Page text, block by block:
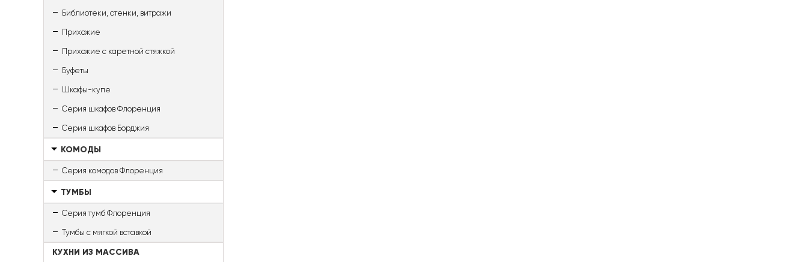
Библиотеки, стенки, витражи
Прихожие
Прихожие с каретной стяжкой
Буфеты
Шкафы-купе
Серия шкафов Флоренция
Серия шкафов Борджия
КОМОДЫ
Серия комодов Флоренция
ТУМБЫ
Серия тумб Флоренция
Тумбы с мягкой вставкой
КУХНИ ИЗ МАССИВА